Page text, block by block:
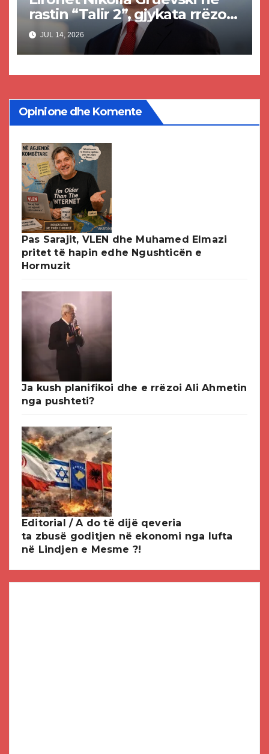
rastin “Talir 2”, gjykata rrëzon
akuzat për ndërtimin e
paligjshëm të selisë së VMRO-
DPMNE-së
JUL 14, 2026
Opinione dhe Komente
Pas Sarajit, VLEN dhe Muhamed Elmazi
pritet të hapin edhe Ngushticën e
Hormuzit
Ja kush planifikoi dhe e rrëzoi Ali Ahmetin
nga pushteti?
Editorial / A do të dijë qeveria
ta zbusë goditjen në ekonomi nga lufta
në Lindjen e Mesme ?!